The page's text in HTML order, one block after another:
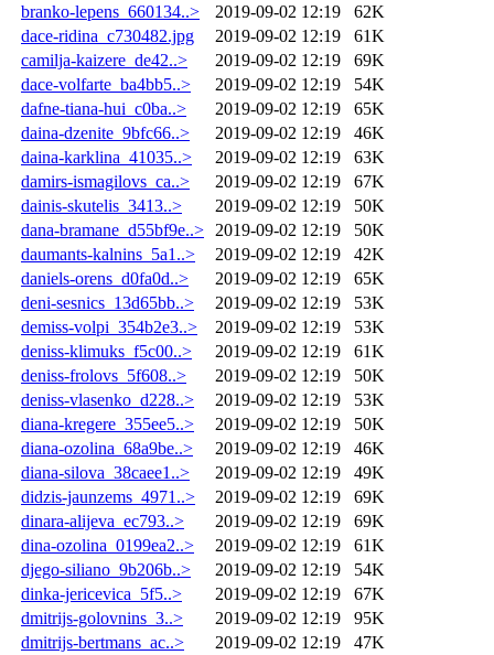
branko-lepens_660134..>
2019-09-02 12:19
62K
dace-ridina_c730482.jpg
2019-09-02 12:19
61K
camilja-kaizere_de42..>
2019-09-02 12:19
69K
dace-volfarte_ba4bb5..>
2019-09-02 12:19
54K
dafne-tiana-hui_c0ba..>
2019-09-02 12:19
65K
daina-dzenite_9bfc66..>
2019-09-02 12:19
46K
daina-karklina_41035..>
2019-09-02 12:19
63K
damirs-ismagilovs_ca..>
2019-09-02 12:19
67K
dainis-skutelis_3413..>
2019-09-02 12:19
50K
dana-bramane_d55bf9e..>
2019-09-02 12:19
50K
daumants-kalnins_5a1..>
2019-09-02 12:19
42K
daniels-orens_d0fa0d..>
2019-09-02 12:19
65K
deni-sesnics_13d65bb..>
2019-09-02 12:19
53K
demiss-volpi_354b2e3..>
2019-09-02 12:19
53K
deniss-klimuks_f5c00..>
2019-09-02 12:19
61K
deniss-frolovs_5f608..>
2019-09-02 12:19
50K
deniss-vlasenko_d228..>
2019-09-02 12:19
53K
diana-kregere_355ee5..>
2019-09-02 12:19
50K
diana-ozolina_68a9be..>
2019-09-02 12:19
46K
diana-silova_38caee1..>
2019-09-02 12:19
49K
didzis-jaunzems_4971..>
2019-09-02 12:19
69K
dinara-alijeva_ec793..>
2019-09-02 12:19
69K
dina-ozolina_0199ea2..>
2019-09-02 12:19
61K
djego-siliano_9b206b..>
2019-09-02 12:19
54K
dinka-jericevica_5f5..>
2019-09-02 12:19
67K
dmitrijs-golovnins_3..>
2019-09-02 12:19
95K
dmitrijs-bertmans_ac..>
2019-09-02 12:19
47K